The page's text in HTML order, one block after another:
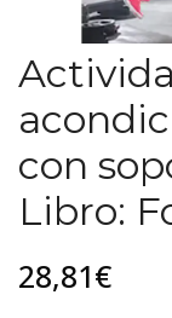
con
Libro:
28,81€